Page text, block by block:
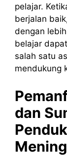
pelajar.
berjalan
dengan
belajar
salah satu
mendukung
dan